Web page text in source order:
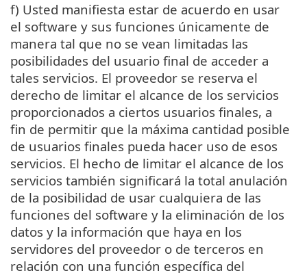
f) Usted manifiesta estar de acuerdo en usar
el software y sus funciones únicamente de
manera tal que no se vean limitadas las
posibilidades del usuario final de acceder a
tales servicios. El proveedor se reserva el
derecho de limitar el alcance de los servicios
proporcionados a ciertos usuarios finales, a
fin de permitir que la máxima cantidad posible
de usuarios finales pueda hacer uso de esos
servicios. El hecho de limitar el alcance de los
servicios también significará la total anulación
de la posibilidad de usar cualquiera de las
funciones del software y la eliminación de los
datos y la información que haya en los
servidores del proveedor o de terceros en
relación con una función específica del